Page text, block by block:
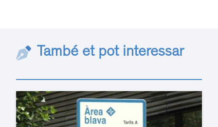
També et pot interessar